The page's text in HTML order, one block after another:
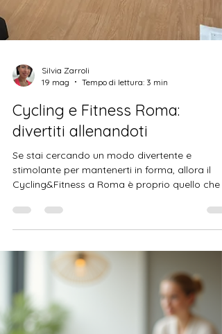
Silvia Zarroli
19 mag
Tempo di lettura: 3 min
Cycling e Fitness Roma:
divertiti allenandoti
Se stai cercando un modo divertente e
per te! Immagina di pedalare o di allenarti in
ambiente accogliente e motivante, dove ogni
sessione è un mix di energia, musica e
benessere. Ti va di scoprire come trasformare
tuo allenamento in un momento di puro
divertimento? Seguimi in questo viaggio tra